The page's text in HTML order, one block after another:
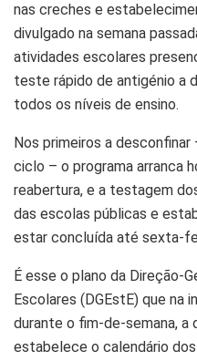
nas creches e
divulgado na semana
atividades escolares
teste rápido de antigénio a
todos os níveis de ensino.
Nos primeiros a
ciclo – o programa arranca
reabertura, e a testagem
das escolas públicas e
estar concluída até sexta-
É esse o plano da Direção-
Escolares (DGEstE) que na
durante o fim-de-semana, a
estabelece o calendário